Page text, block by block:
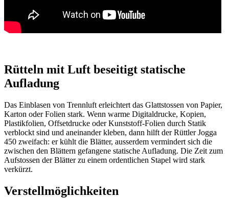
Rütteln mit Luft beseitigt statische
Aufladung
Das Einblasen von Trennluft erleichtert das Glattstossen von Papier,
Karton oder Folien stark. Wenn warme Digitaldrucke, Kopien,
Plastikfolien, Offsetdrucke oder Kunststoff-Folien durch Statik
verblockt sind und aneinander kleben, dann hilft der Rüttler Jogga
450 zweifach: er kühlt die Blätter, ausserdem vermindert sich die
zwischen den Blättern gefangene statische Aufladung. Die Zeit zum
Aufstossen der Blätter zu einem ordentlichen Stapel wird stark
verkürzt.
Verstellmöglichkeiten